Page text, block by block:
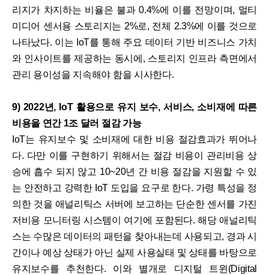
리지가 차지하는 비율은 불과 0.4%에 이를 전망이며, 멀티
미디어 센서용 스토리지는 2%로, 전체 2.3%에 이를 것으로
나타났다. 이는 IoT를 통해 주요 데이터 기반 비즈니스 가치
와 인사이트를 제공하는 동시에, 스토리지 인프라 측면에서
관리 용이성을 지속해야 함을 시사한다.
9) 2022년, IoT 활용으로 유지 보수, 서비스, 소비재에 따른
비용을 연간 1조 달러 절감 가능
IoT는 유지보수 및 소비재에 대한 비용 절감효과가 뛰어나
다. 다만 이를 구현하기 위해서는 절감 비용이 관리비용 상
승에 흡수 되지 않고 10~20년 간 비용 절감을 지원할 수 있
는 안전하고 강력한 IoT 도입을 요구로 한다. 가령 특성을 정
의한 것을 애널리틱스 서버에 보고하는 단순한 센서를 가진
저비용 모니터링 시스템이 여기에 포함된다. 해당 애널리틱
스는 수많은 데이터의 패턴을 찾아내는데 사용되고, 경과 시
간이나 예상 상태가 아닌 실제 사용실태 및 상태를 바탕으로
유지보수를 추천한다. 이와 별개로 디지털 트윈(Digital